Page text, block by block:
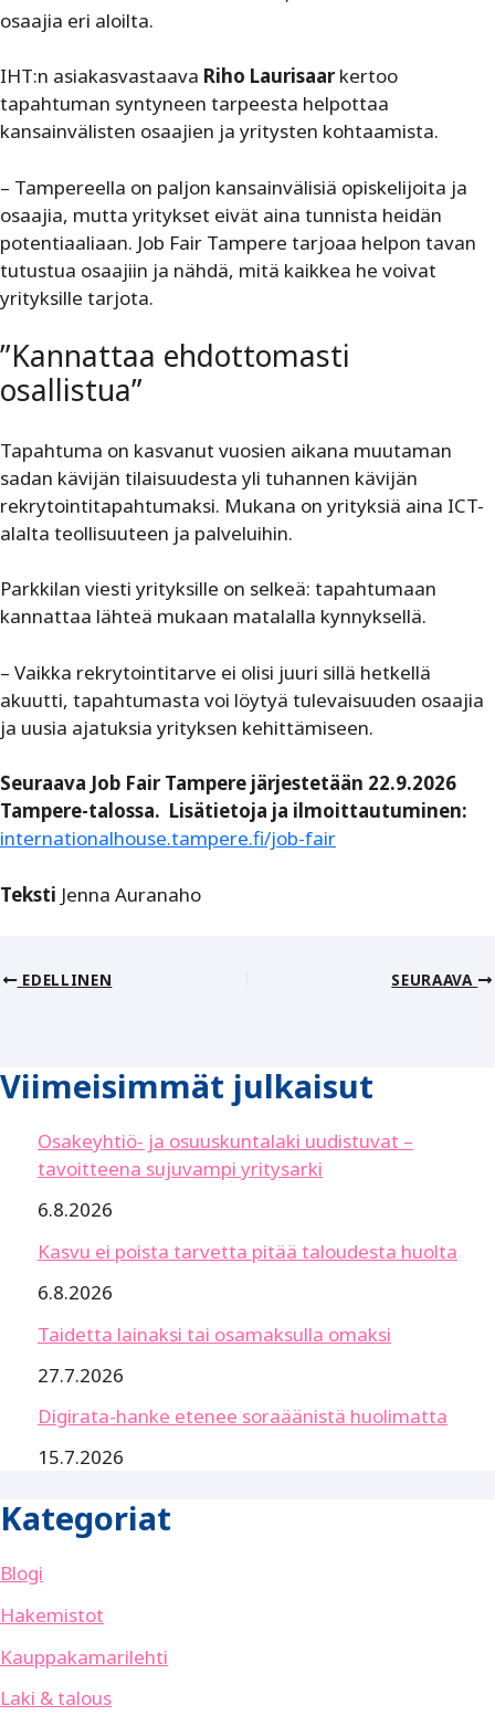
osaajia eri aloilta.
IHT:n asiakasvastaava Riho Laurisaarkertoo
tapahtuman syntyneen tarpeesta helpottaa
kansainvälisten osaajien ja yritysten kohtaamista.
– Tampereella on paljon kansainvälisiä opiskelijoita ja
osaajia, mutta yritykset eivät aina tunnista heidän
potentiaaliaan. Job Fair Tampere tarjoaa helpon tavan
tutustua osaajiin ja nähdä, mitä kaikkea he voivat
yrityksille tarjota.
”Kannattaa ehdottomasti
osallistua”
Tapahtuma on kasvanut vuosien aikana muutaman
sadan kävijän tilaisuudesta yli tuhannen kävijän
rekrytointitapahtumaksi. Mukana on yrityksiä aina ICT-
alalta teollisuuteen ja palveluihin.
Parkkilan viesti yrityksille on selkeä: tapahtumaan
kannattaa lähteä mukaan matalalla kynnyksellä.
– Vaikka rekrytointitarve ei olisi juuri sillä hetkellä
akuutti, tapahtumasta voi löytyä tulevaisuuden osaajia
ja uusia ajatuksia yrityksen kehittämiseen.
Seuraava Job Fair Tampere järjestetään 22.9.2026
Tampere-talossa. Lisätietoja ja ilmoittautuminen:
internationalhouse.tampere.fi/job-fair
Teksti Jenna Auranaho
EDELLINEN SEURAAVA
Viimeisimmät julkaisut
Osakeyhtiö- ja osuuskuntalaki uudistuvat –
tavoitteena sujuvampi yritysarki
6.8.2026
Kasvu ei poista tarvetta pitää taloudesta huolta
6.8.2026
Taidetta lainaksi tai osamaksulla omaksi
27.7.2026
Digirata-hanke etenee soraäänistä huolimatta
15.7.2026
Kategoriat
Blogi
Hakemistot
Kauppakamarilehti
Laki & talous